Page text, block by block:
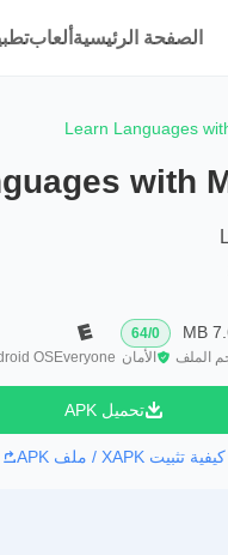
الصفحة الرئيسية ألعاب
Learn Languages
with
7.6
الملف
0
/
64
الأمان Everyone
OS
تحميل APK
كيفية تثبيت XAPK / ملف APK